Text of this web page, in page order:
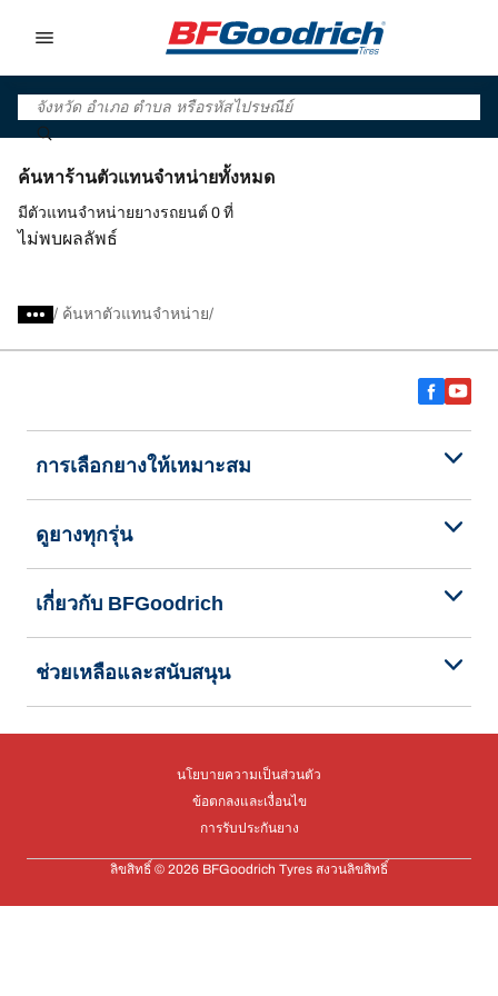
ค้นหาร้านตัวแทนจำหน่ายทั้งหมด
มีตัวแทนจำหน่ายยางรถยนต์ 0 ที่
ไม่พบผลลัพธ์
/ ค้นหาตัวแทนจำหน่าย
การเลือกยางให้เหมาะสม
ดูยางทุกรุ่น
เกี่ยวกับ BFGoodrich
ช่วยเหลือและสนับสนุน
นโยบายความเป็นส่วนตัว
ข้อตกลงและเงื่อนไข
การรับประกันยาง
ลิขสิทธิ์ © 2026 BFGoodrich Tyres สงวนลิขสิทธิ์